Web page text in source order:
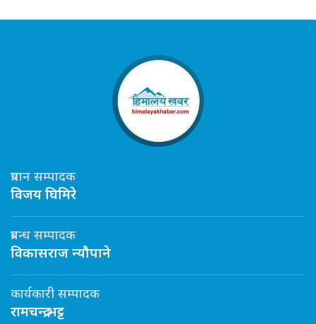
प्रधान सम्पादक
विजय घिमिरे
प्रबन्ध सम्पादक
विकासराज न्यौपाने
कार्यकारी सम्पादक
रामचन्द्र भट्ट